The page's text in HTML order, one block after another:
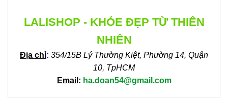
LALISHOP - KHỎE ĐẸP TỪ THIÊN
NHIÊN
Địa chỉ: 354/15B Lý Thường Kiệt, Phường 14, Quận
10, TpHCM
Email : ha.doan54@gmail.com